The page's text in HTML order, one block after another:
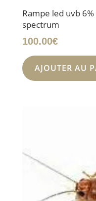
Rampe led uvb
spectrum
100.00€
AJOUTER AU